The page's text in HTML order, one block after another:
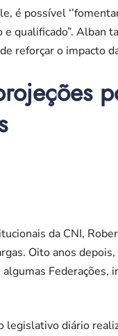
é possível
qualificado”. Alban
reforçar o impacto
da CNI,
Oito anos
algumas
legislativo diário